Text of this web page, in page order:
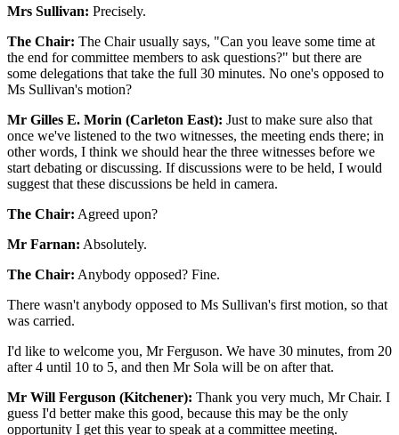
Mrs Sullivan: Precisely.
The Chair: The Chair usually says, "Can you leave some time at
the end for committee members to ask questions?" but there are
some delegations that take the full 30 minutes. No one's opposed to
Ms Sullivan's motion?
Mr Gilles E. Morin (Carleton East): Just to make sure also that
once we've listened to the two witnesses, the meeting ends there; in
other words, I think we should hear the three witnesses before we
start debating or discussing. If discussions were to be held, I would
suggest that these discussions be held in camera.
The Chair: Agreed upon?
Mr Farnan: Absolutely.
The Chair: Anybody opposed? Fine.
There wasn't anybody opposed to Ms Sullivan's first motion, so that
was carried.
I'd like to welcome you, Mr Ferguson. We have 30 minutes, from 20
after 4 until 10 to 5, and then Mr Sola will be on after that.
Mr Will Ferguson (Kitchener): Thank you very much, Mr Chair. I
guess I'd better make this good, because this may be the only
opportunity I get this year to speak at a committee meeting.